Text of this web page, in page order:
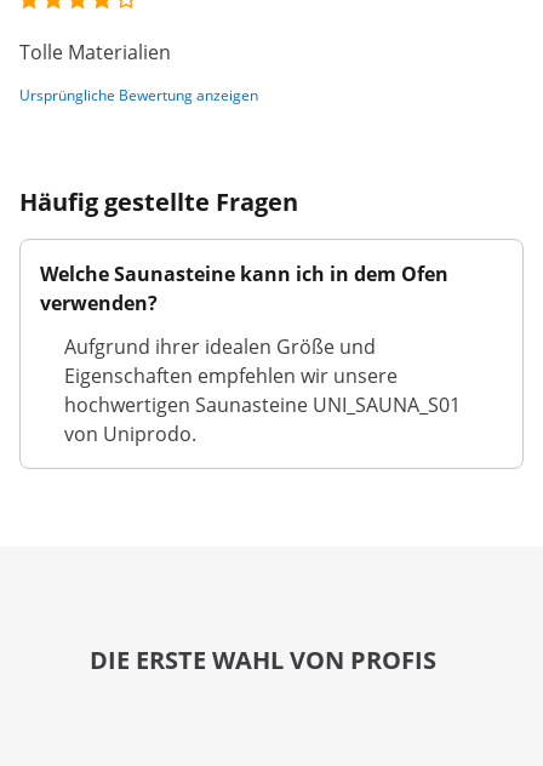
Tolle Materialien
Ursprüngliche Bewertung anzeigen
Häufig gestellte Fragen
Welche Saunasteine kann ich in dem Ofen
verwenden?
Aufgrund ihrer idealen Größe und
Eigenschaften empfehlen wir unsere
hochwertigen Saunasteine UNI_SAUNA_S01
von Uniprodo.
DIE ERSTE WAHL VON PROFIS